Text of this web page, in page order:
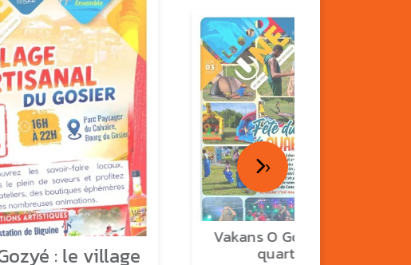
: le village
Vakans O Gozyé : fête de
quartier n°2
›